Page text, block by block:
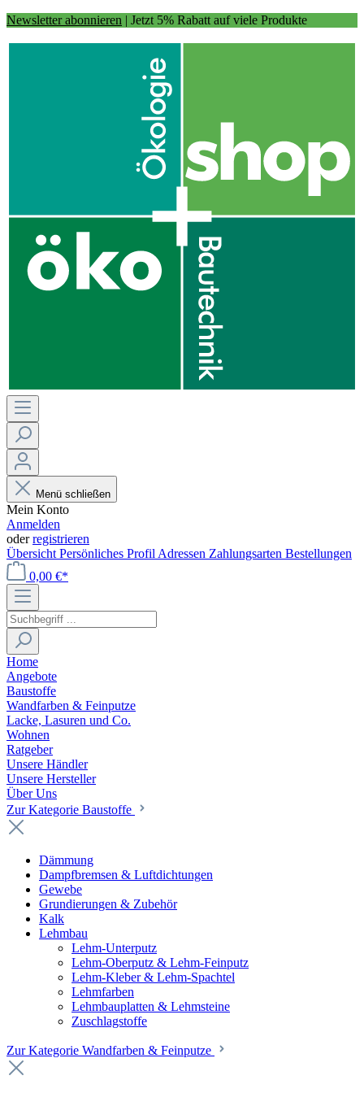
Newsletter abonnieren | Jetzt 5% Rabatt auf viele Produkte
Menü schließen
Mein Konto
Anmelden
oderregistrieren
Übersicht Persönliches Profil Adressen Zahlungsarten Bestellungen
0,00 €*
Home
Angebote
Baustoffe
Wandfarben & Feinputze
Lacke, Lasuren und Co.
Wohnen
Ratgeber
Unsere Händler
Unsere Hersteller
Über Uns
Zur Kategorie Baustoffe
Dämmung
Dampfbremsen & Luftdichtungen
Gewebe
Grundierungen & Zubehör
Kalk
Lehmbau
Lehm-Unterputz
Lehm-Oberputz & Lehm-Feinputz
Lehm-Kleber & Lehm-Spachtel
Lehmfarben
Lehmbauplatten & Lehmsteine
Zuschlagstoffe
Zur Kategorie Wandfarben & Feinputze